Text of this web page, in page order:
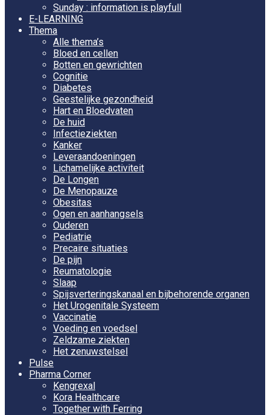
Sunday : information is playfull
E-LEARNING
Thema
Alle thema’s
Bloed en cellen
Botten en gewrichten
Cognitie
Diabetes
Geestelijke gezondheid
Hart en Bloedvaten
De huid
Infectieziekten
Kanker
Leveraandoeningen
Lichamelijke activiteit
De Longen
De Menopauze
Obesitas
Ogen en aanhangsels
Ouderen
Pediatrie
Precaire situaties
De pijn
Reumatologie
Slaap
Spijsverteringskanaal en bijbehorende organen
Het Urogenitale Systeem
Vaccinatie
Voeding en voedsel
Zeldzame ziekten
Het zenuwstelsel
Pulse
Pharma Corner
Kengrexal
Kora Healthcare
Together with Ferring